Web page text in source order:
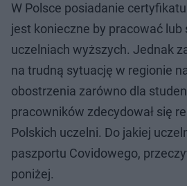
W Polsce posiadanie
jest konieczne by pracować lub
uczelniach wyższych. Jednak
na trudną sytuację w regionie
obostrzenia zarówno dla
pracowników zdecydował się
Polskich uczelni. Do jakiej
paszportu Covidowego,
poniżej.